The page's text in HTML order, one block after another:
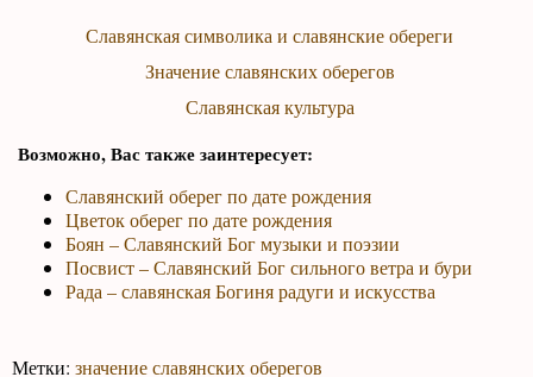
Славянская символика и славянские обереги
Значение славянских оберегов
Славянская культура
Возможно, Вас также заинтересует:
Славянский оберег по дате рождения
Цветок оберег по дате рождения
Боян – Славянский Бог музыки и поэзии
Посвист – Славянский Бог сильного ветра и бури
Рада – славянская Богиня радуги и искусства
Метки:значение славянских оберегов